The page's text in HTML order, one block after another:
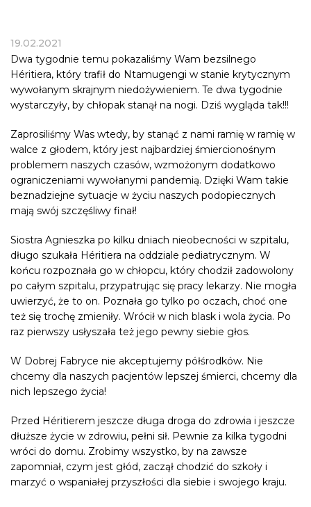
19.02.2021
Dwa tygodnie temu pokazaliśmy Wam bezsilnego
Héritiera, który trafił do Ntamugengi w stanie krytycznym
wywołanym skrajnym niedożywieniem. Te dwa tygodnie
wystarczyły, by chłopak stanął na nogi. Dziś wygląda tak!!!
Zaprosiliśmy Was wtedy, by stanąć z nami ramię w ramię w
walce z głodem, który jest najbardziej śmiercionośnym
problemem naszych czasów, wzmożonym dodatkowo
ograniczeniami wywołanymi pandemią. Dzięki Wam takie
beznadziejne sytuacje w życiu naszych podopiecznych
mają swój szczęśliwy finał!
Siostra Agnieszka po kilku dniach nieobecności w szpitalu,
długo szukała Héritiera na oddziale pediatrycznym. W
końcu rozpoznała go w chłopcu, który chodził zadowolony
po całym szpitalu, przypatrując się pracy lekarzy. Nie mogła
uwierzyć, że to on. Poznała go tylko po oczach, choć one
też się trochę zmieniły. Wrócił w nich blask i wola życia. Po
raz pierwszy usłyszała też jego pewny siebie głos.
W Dobrej Fabryce nie akceptujemy półśrodków. Nie
chcemy dla naszych pacjentów lepszej śmierci, chcemy dla
nich lepszego życia!
Przed Héritierem jeszcze długa droga do zdrowia i jeszcze
dłuższe życie w zdrowiu, pełni sił. Pewnie za kilka tygodni
wróci do domu. Zrobimy wszystko, by na zawsze
zapomniał, czym jest głód, zaczął chodzić do szkoły i
marzyć o wspaniałej przyszłości dla siebie i swojego kraju.